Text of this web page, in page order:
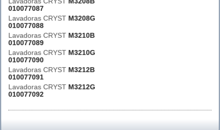
010077087
Lavadoras CRYST M3208G
010077088
Lavadoras CRYST M3210B
010077089
Lavadoras CRYST M3210G
010077090
Lavadoras CRYST M3212B
010077091
Lavadoras CRYST M3212G
010077092